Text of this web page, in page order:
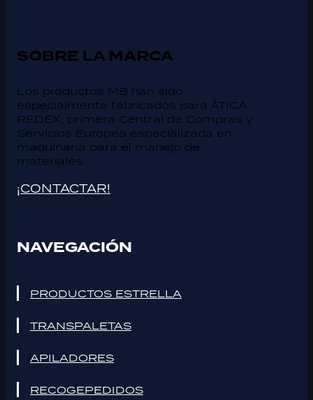
SOBRE LA MARCA
Los productos MB han sido
especialmente fabricados para ÁTICA
REDEX, primera Central de Compras y
Servicios Europea especializada en
maquinaria para el manejo de
materiales.
¡CONTACTAR!
NAVEGACIÓN
PRODUCTOS ESTRELLA
TRANSPALETAS
APILADORES
RECOGEPEDIDOS